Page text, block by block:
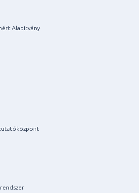
Alapítvány
kutatóközpont